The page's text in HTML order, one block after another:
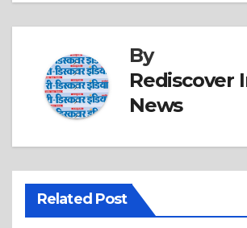
By
Rediscover
News
Related Post